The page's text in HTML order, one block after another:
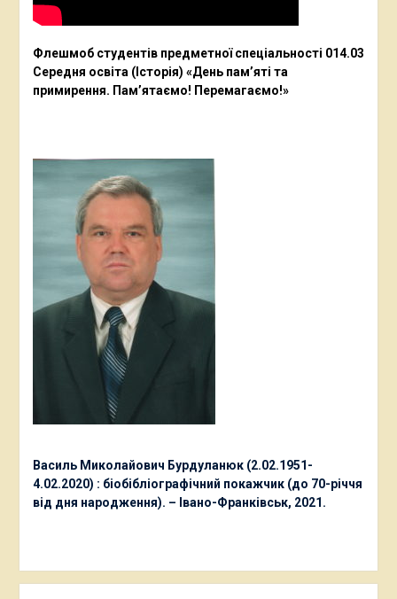
Флешмоб студентів предметної спеціальності 014.03
Середня освіта (Історія) «День пам’яті та
примирення. Пам’ятаємо! Перемагаємо!»
Василь Миколайович Бурдуланюк (2.02.1951-
4.02.2020) : біобібліографічний покажчик (до 70-річчя
від дня народження). – Івано-Франківськ, 2021.